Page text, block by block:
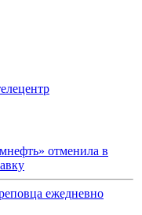
отменила в
ежедневно